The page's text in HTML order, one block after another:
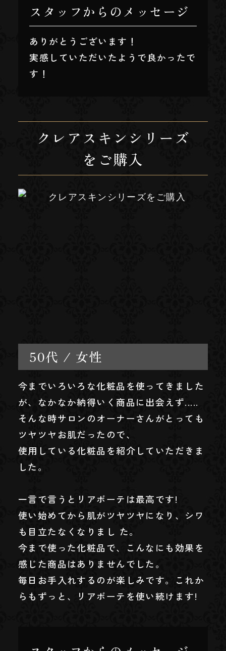
スタッフからのメッセージ
ありがとうございます！
実感していただいたようで良かったで
す！
クレアスキンシリーズ
をご購入
50代 / 女性
今までいろいろな化粧品を使ってきました
が、なかなか納得いく商品に出会えず.....
そんな時サロンのオーナーさんがとっても
ツヤツヤお肌だったので、
使用している化粧品を紹介していただきま
した。
一言で言うとリアボーテは最高です!
使い始めてから肌がツヤツヤになり、シワ
も目立たなくなりまし た。
今まで使った化粧品で、こんなにも効果を
感じた商品はありませんでした。
毎日お手入れするのが楽しみです。これか
らもずっと、リアボーテを使い続けます!